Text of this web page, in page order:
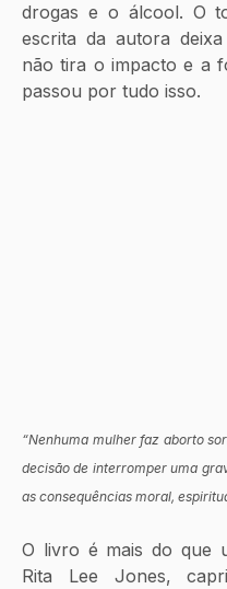
drogas e o álcool. O
escrita da autora
não tira o impacto e a
passou por tudo isso.
“Nenhuma mulher faz aborto
decisão de interromper uma
as consequências moral,
O livro é mais do que
Rita Lee Jones,